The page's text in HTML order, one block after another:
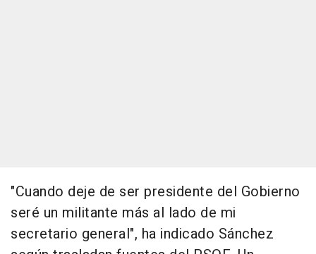
"Cuando deje de ser presidente del Gobierno
seré un militante más al lado de mi
secretario general", ha indicado Sánchez